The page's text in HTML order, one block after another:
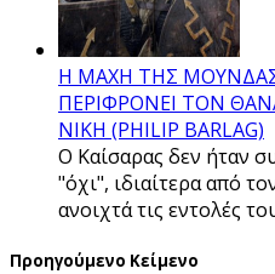
Η ΜΑΧΗ ΤΗΣ ΜΟΥΝΔΑΣ
ΠΕΡΙΦΡΟΝΕΙ ΤΟΝ
ΝΙΚΗ (PHILIP BARLAG)
Ο Καίσαρας δεν ήταν
"όχι", ιδιαίτερα από
ανοιχτά τις εντολές
Προηγούμενο Κείμενο